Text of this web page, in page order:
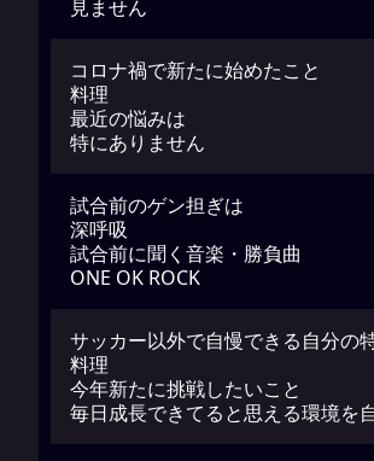
見ません
コロナ禍で新たに始めたこと
料理
最近の悩みは
特にありません
試合前のゲン担ぎは
深呼吸
試合前に聞く音楽・勝負曲
ONE OK ROCK
サッカー以外で自慢できる自分の
料理
今年新たに挑戦したいこと
毎日成長できてると思える環境を